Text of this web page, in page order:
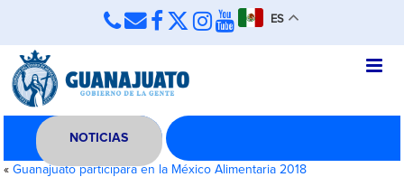
ES
NOTICIAS
«Guanajuato participará en la México Alimentaria 2018